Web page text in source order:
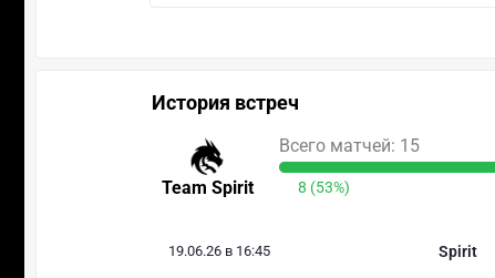
История встреч
Team Spirit
Всего матчей: 15
8 (53%)
19.06.26 в 16:45 Spirit